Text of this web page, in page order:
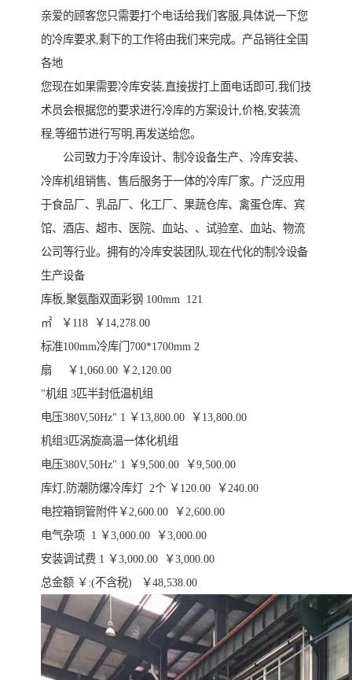
亲爱的顾客您只需要打个电话给我们客服,具体说一下您
的冷库要求,剩下的工作将由我们来完成。产品销往全国
各地
您现在如果需要冷库安装,直接拔打上面电话即可,我们技
术员会根据您的要求进行冷库的方案设计,价格,安装流
程,等细节进行写明,再发送给您。
公司致力于冷库设计、制冷设备生产、冷库安装、
冷库机组销售、售后服务于一体的冷库厂家。广泛应用
于食品厂、乳品厂、化工厂、果蔬仓库、禽蛋仓库、宾
馆、酒店、超市、医院、血站、、试验室、血站、物流
公司等行业。拥有的冷库安装团队,现在代化的制冷设备
生产设备
库板,聚氨酯双面彩钢 100mm 121
㎡ ￥118 ￥14,278.00
标准100mm冷库门700*1700mm 2
扇 ￥1,060.00 ￥2,120.00
"机组 3匹半封低温机组
电压380V,50Hz" 1 ￥13,800.00 ￥13,800.00
机组3匹涡旋高温一体化机组
电压380V,50Hz" 1 ￥9,500.00 ￥9,500.00
库灯,防潮防爆冷库灯 2个 ￥120.00 ￥240.00
电控箱铜管附件￥2,600.00 ￥2,600.00
电气杂项 1 ￥3,000.00 ￥3,000.00
安装调试费 1 ￥3,000.00 ￥3,000.00
总金额 ￥:(不含税) ￥48,538.00